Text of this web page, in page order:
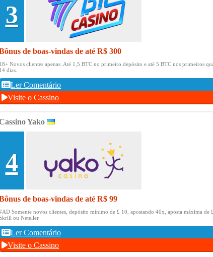
3
de boas-vindas de até R$ 300
Novos clientes apenas. Até 1,5 BTC no primeiro depósito e até 5 BTC nos primeiros
dias.
Ler Comentário
Visite o Cassino
Yako
4
de boas-vindas de até R$ 99
Somente novos clientes, depósito mínimo de £ 10, apostando 40x, aposta máxima de
ou Neteller.
Ler Comentário
Visite o Cassino